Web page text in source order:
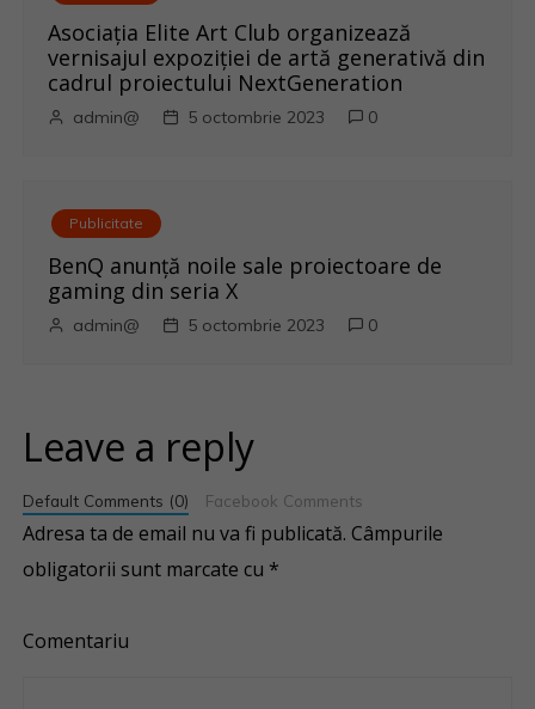
Asociația Elite Art Club organizează
vernisajul expoziției de artă generativă din
cadrul proiectului NextGeneration
admin@ 5 octombrie 2023 0
Publicitate
BenQ anunţă noile sale proiectoare de
gaming din seria X
admin@ 5 octombrie 2023 0
Leave a reply
Default Comments (0) Facebook Comments
Adresa ta de email nu va fi publicată. Câmpurile
obligatorii sunt marcate cu *
Comentariu